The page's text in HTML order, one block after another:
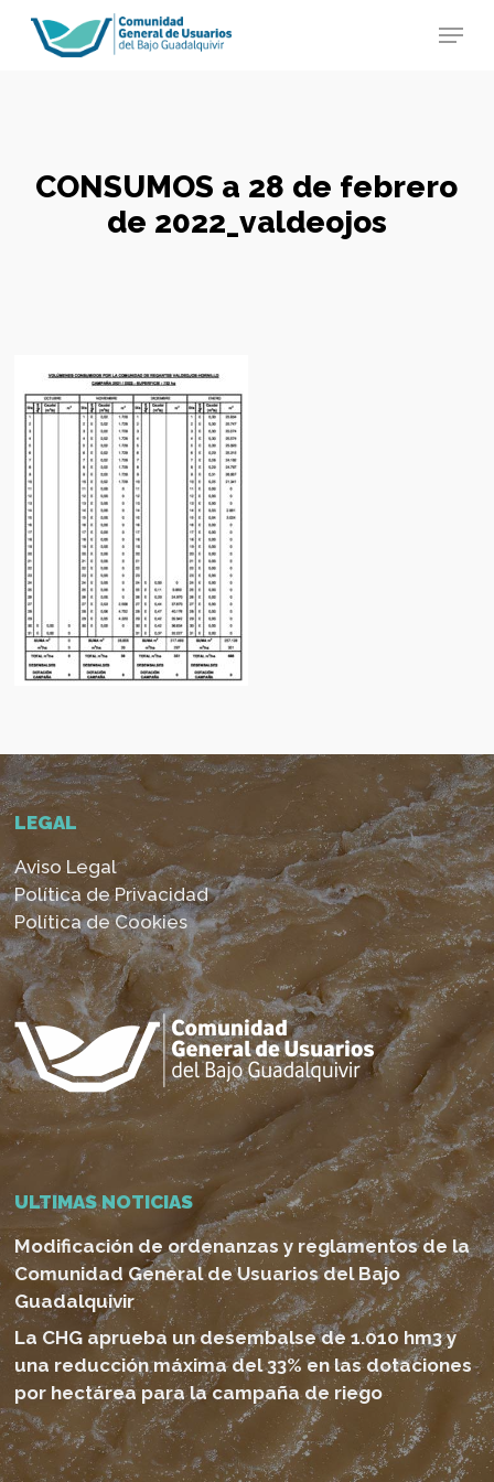
Skip
Menu
CONSUMOS a 28 de febrero
de 2022_valdeojos
LEGAL
Aviso Legal
Política de Privacidad
Política de Cookies
ULTIMAS NOTICIAS
Modificación de ordenanzas y reglamentos de la
Comunidad General de Usuarios del Bajo
Guadalquivir
La CHG aprueba un desembalse de 1.010 hm3 y
una reducción máxima del 33% en las dotaciones
por hectárea para la campaña de riego